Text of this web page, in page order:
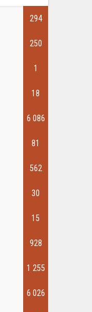
294
250
1
18
6 086
81
562
30
15
928
1 255
6 026